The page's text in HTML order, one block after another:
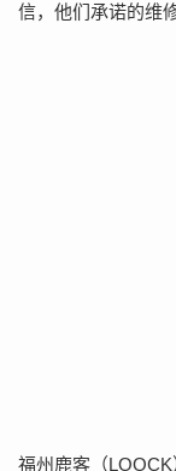
信，他们承诺的维
福州鹿客（